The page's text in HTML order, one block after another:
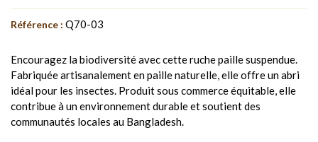
Référence : Q70-03
Encouragez la biodiversité avec cette ruche paille suspendue.
Fabriquée artisanalement en paille naturelle, elle offre un abri
idéal pour les insectes. Produit sous commerce équitable, elle
contribue à un environnement durable et soutient des
communautés locales au Bangladesh.